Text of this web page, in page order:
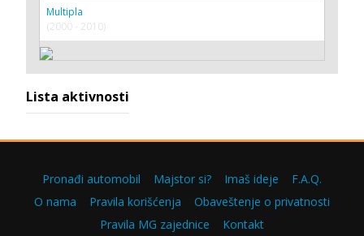
Multipla
(2000 - 2010)
Lista aktivnosti
Pronađi automobil Majstor si? Imaš ideje
F.A.Q.
O nama
Pravila korišćenja
Obaveštenje o privatnosti
Pravila MG zajednice
Kontakt